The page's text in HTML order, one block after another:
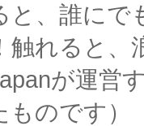
と、誰にで
触れると、
が運営
のです）